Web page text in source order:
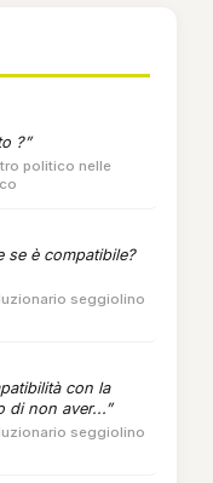
?”
politico nelle
se è compatibile?
seggiolino
con la
di non aver...”
seggiolino